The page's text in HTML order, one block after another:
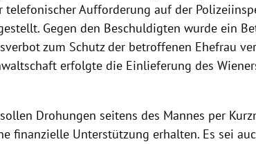
telefonischer Aufforderung auf der
Gegen den Beschuldigten wurde ein
zum Schutz der betroffenen Ehefrau
erfolgte die Einlieferung des
Drohungen seitens des Mannes per
finanzielle Unterstützung erhalten. Es sei